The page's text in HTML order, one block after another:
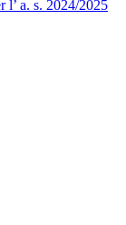
a. s. 2024/2025